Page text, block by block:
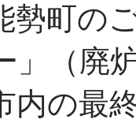
町の
」（廃
内の最